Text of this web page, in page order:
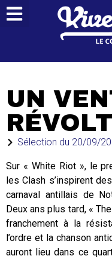
UN
Sélection du 20/09/
Sur « White Riot », le
les Clash s’inspirent
carnaval antillais de
Deux ans plus tard, «
franchement à la
l’ordre et la chanson
auront lieu dans ce